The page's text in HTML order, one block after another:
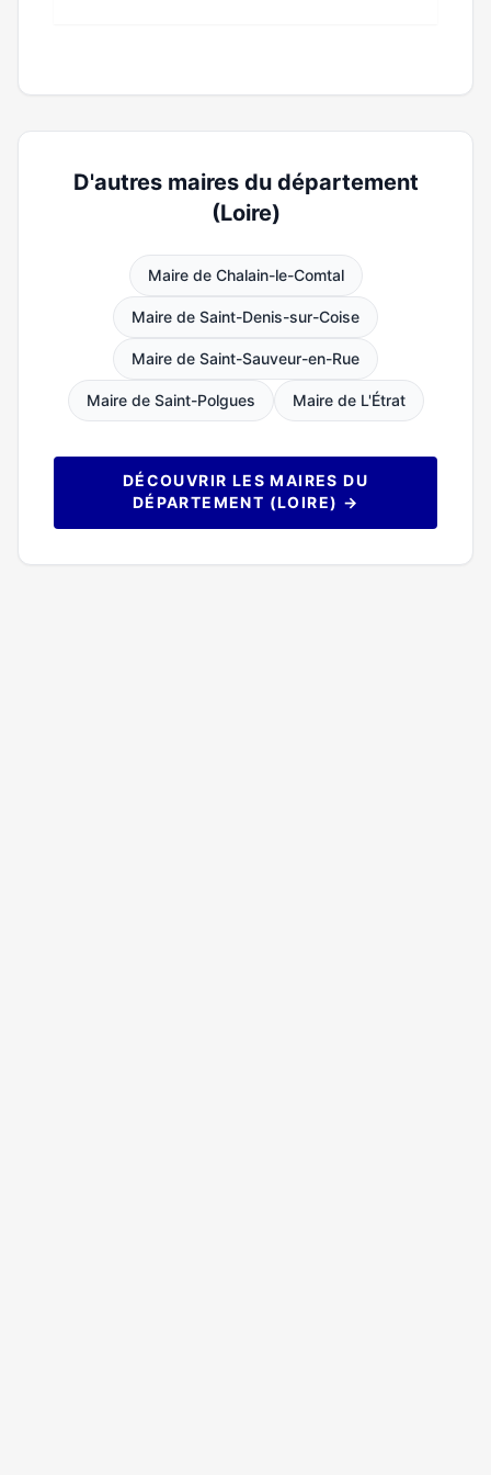
D'autres maires du département
(Loire)
Maire de Chalain-le-Comtal
Maire de Saint-Denis-sur-Coise
Maire de Saint-Sauveur-en-Rue
Maire de Saint-Polgues Maire de L'Étrat
DÉCOUVRIR LES MAIRES DU
DÉPARTEMENT (LOIRE) →